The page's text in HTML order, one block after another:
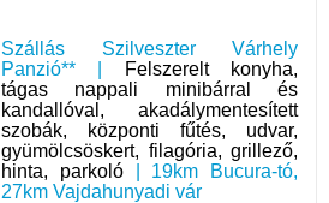
Szállás Szilveszter Várhely
Panzió** |
Felszerelt konyha,
tágas nappali minibárral és
kandallóval, akadálymentesített
szobák, központi fűtés, udvar,
gyümölcsöskert, filagória, grillező,
hinta, parkoló| 19km Bucura-tó,
27km Vajdahunyadi vár